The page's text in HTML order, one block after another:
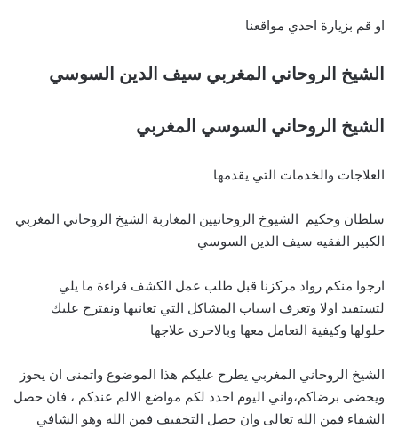
او قم بزيارة احدي مواقعنا
الشيخ الروحاني المغربي سيف الدين السوسي
الشيخ الروحاني السوسي المغربي
العلاجات والخدمات التي يقدمها
سلطان وحكيم الشيوخ الروحانيين المغاربة الشيخ الروحاني المغربي
الكبير الفقيه سيف الدين السوسي
ارجوا منكم رواد مركزنا قبل طلب عمل الكشف قراءة ما يلي
لتستفيد اولا وتعرف اسباب المشاكل التي تعانيها ونقترح عليك
حلولها وكيفية التعامل معها وبالاحرى علاجها
الشيخ الروحاني المغربي يطرح عليكم هذا الموضوع واتمنى ان يحوز
ويحضى برضاكم،واني اليوم احدد لكم مواضع الالم عندكم ، فان حصل
الشفاء فمن الله تعالى وان حصل التخفيف فمن الله وهو الشافي